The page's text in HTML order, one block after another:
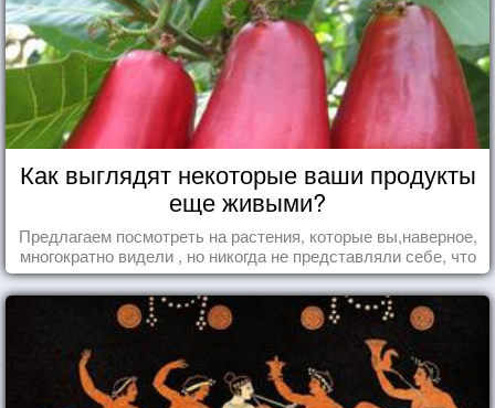
Как выглядят некоторые ваши продукты
еще живыми?
Предлагаем посмотреть на растения, которые вы,наверное,
многократно видели , но никогда не представляли себе, что
употребляете их в пищу.